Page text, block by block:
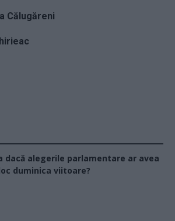
Călugăreni
dacă alegerile parlamentare ar avea
duminica viitoare?